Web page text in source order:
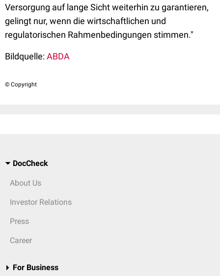
Versorgung auf lange Sicht weiterhin zu garantieren,
gelingt nur, wenn die wirtschaftlichen und
regulatorischen Rahmenbedingungen stimmen."
Bildquelle:ABDA
© Copyright
DocCheck
About Us
Investor Relations
Press
Career
For Business